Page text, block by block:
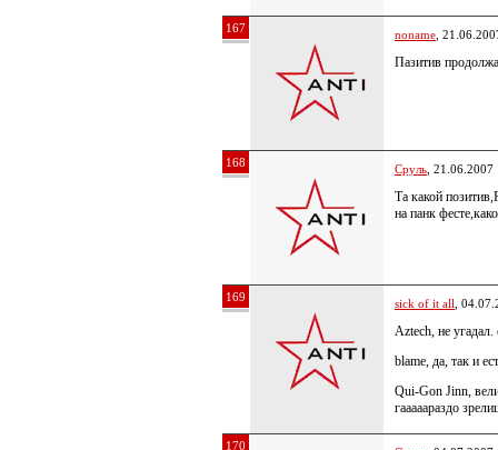
167 noname ,
Пазитив
168 Сруль ,
Та какой
на панк
169 sick of it all ,
Aztech, не угадал.
blame, да, так и
Qui-Gon Jinn,
гааааараздо
170